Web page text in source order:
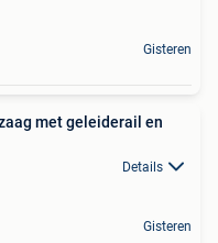
Gisteren
met geleiderail en
Details
Gisteren